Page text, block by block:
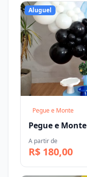
Aluguel
Pegue e Monte
Pegue e
A partir de
R$ 180,00